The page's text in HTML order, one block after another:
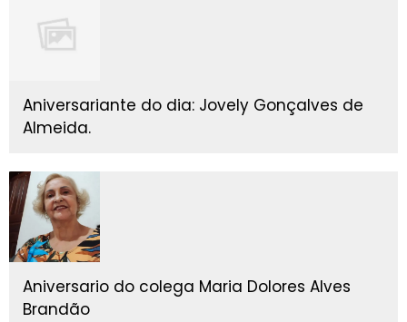
Aniversariante do dia: Jovely Gonçalves de
Almeida.
Aniversario do colega Maria Dolores Alves
Brandão